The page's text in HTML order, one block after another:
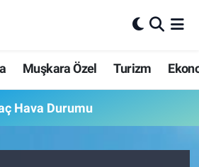
Muşkara Özel Turizm
Hava Durumu
Yoğunluk Haritası